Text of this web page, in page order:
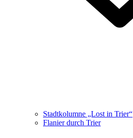
Stadtkolumne „Lost in Trier“
Flanier durch Trier